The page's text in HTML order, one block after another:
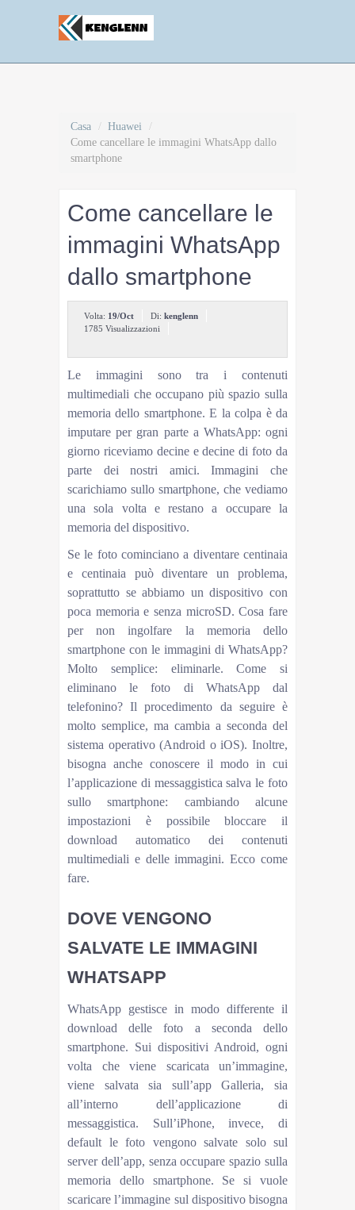
Casa / Huawei /
Come cancellare le immagini WhatsApp dallo
smartphone
Come cancellare le
immagini WhatsApp
dallo smartphone
Volta: 19/Oct Di: kenglenn
1785 Visualizzazioni
Le immagini sono tra i contenuti
multimediali che occupano più spazio sulla
memoria dello smartphone. E la colpa è da
imputare per gran parte a WhatsApp: ogni
giorno riceviamo decine e decine di foto da
parte dei nostri amici. Immagini che
scarichiamo sullo smartphone, che vediamo
una sola volta e restano a occupare la
memoria del dispositivo.
Se le foto cominciano a diventare centinaia
e centinaia può diventare un problema,
soprattutto se abbiamo un dispositivo con
poca memoria e senza microSD. Cosa fare
per non ingolfare la memoria dello
smartphone con le immagini di WhatsApp?
Molto semplice: eliminarle. Come si
eliminano le foto di WhatsApp dal
telefonino? Il procedimento da seguire è
molto semplice, ma cambia a seconda del
sistema operativo (Android o iOS). Inoltre,
bisogna anche conoscere il modo in cui
l’applicazione di messaggistica salva le foto
sullo smartphone: cambiando alcune
impostazioni è possibile bloccare il
download automatico dei contenuti
multimediali e delle immagini. Ecco come
fare.
DOVE VENGONO
SALVATE LE IMMAGINI
WHATSAPP
WhatsApp gestisce in modo differente il
download delle foto a seconda dello
smartphone. Sui dispositivi Android, ogni
volta che viene scaricata un’immagine,
viene salvata sia sull’app Galleria, sia
all’interno dell’applicazione di
messaggistica. Sull’iPhone, invece, di
default le foto vengono salvate solo sul
server dell’app, senza occupare spazio sulla
memoria dello smartphone. Se si vuole
scaricare l’immagine sul dispositivo bisogna